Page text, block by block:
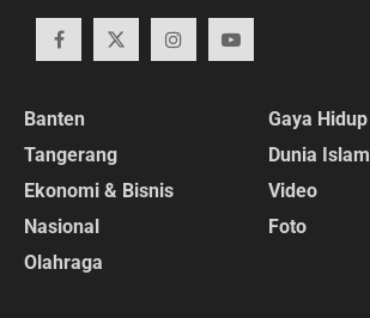
Banten
Tangerang
Ekonomi & Bisnis
Nasional
Olahraga
Gaya Hidup
Dunia Islam
Video
Foto